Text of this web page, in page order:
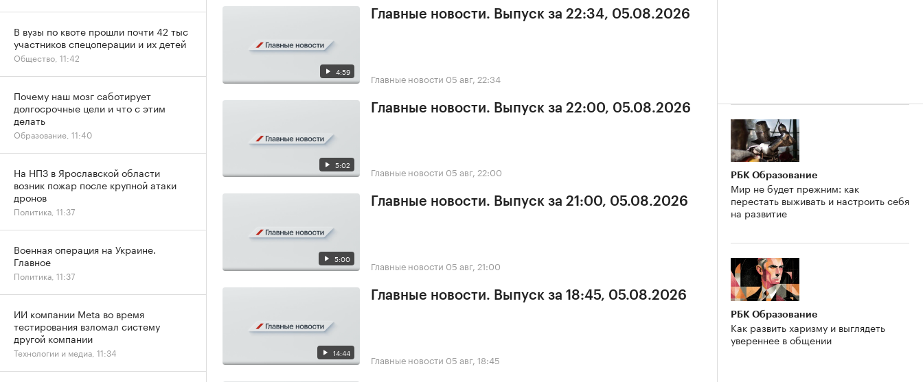
4:59
Главные новости. Выпуск за 22:34, 05.08.2026
Главные новости 05 авг, 22:34
5:02
Главные новости. Выпуск за 22:00, 05.08.2026
Главные новости 05 авг, 22:00
5:00
Главные новости. Выпуск за 21:00, 05.08.2026
Главные новости 05 авг, 21:00
14:44
Главные новости. Выпуск за 18:45, 05.08.2026
Главные новости 05 авг, 18:45
РБК Образование
Мир не будет прежним: как
перестать выживать и настроить себя
на развитие
РБК Образование
Как развить харизму и выглядеть
увереннее в общении
В вузы по квоте прошли почти 42 тыс
участников спецоперации и их детей
Общество, 11:42
Почему наш мозг саботирует
долгосрочные цели и что с этим
делать
Образование, 11:40
На НПЗ в Ярославской области
возник пожар после крупной атаки
дронов
Политика, 11:37
Военная операция на Украине.
Главное
Политика, 11:37
ИИ компании Meta во время
тестирования взломал систему
другой компании
Технологии и медиа, 11:34